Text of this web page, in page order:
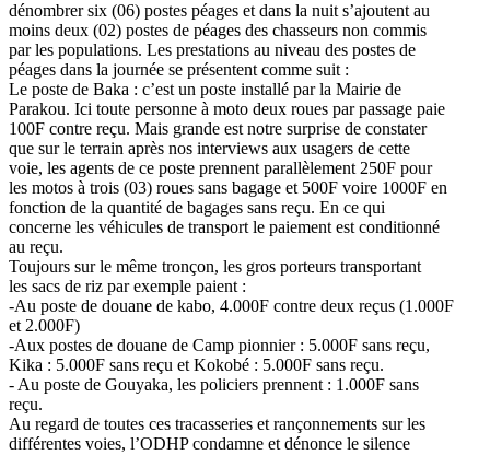
dénombrer six (06) postes péages et dans la nuit s’ajoutent au
moins deux (02) postes de péages des chasseurs non commis
par les populations. Les prestations au niveau des postes de
péages dans la journée se présentent comme suit :
Le poste de Baka : c’est un poste installé par la Mairie de
Parakou. Ici toute personne à moto deux roues par passage paie
100F contre reçu. Mais grande est notre surprise de constater
que sur le terrain après nos interviews aux usagers de cette
voie, les agents de ce poste prennent parallèlement 250F pour
les motos à trois (03) roues sans bagage et 500F voire 1000F en
fonction de la quantité de bagages sans reçu. En ce qui
concerne les véhicules de transport le paiement est conditionné
au reçu.
Toujours sur le même tronçon, les gros porteurs transportant
les sacs de riz par exemple paient :
-Au poste de douane de kabo, 4.000F contre deux reçus (1.000F
et 2.000F)
-Aux postes de douane de Camp pionnier : 5.000F sans reçu,
Kika : 5.000F sans reçu et Kokobé : 5.000F sans reçu.
- Au poste de Gouyaka, les policiers prennent : 1.000F sans
reçu.
Au regard de toutes ces tracasseries et rançonnements sur les
différentes voies, l’ODHP condamne et dénonce le silence